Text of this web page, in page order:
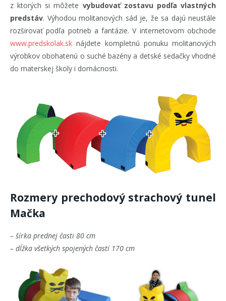
z ktorých si môžete vybudovať zostavu podľa vlastných
predstáv. Výhodou molitanových sád je, že sa dajú neustále
rozširovať podľa potrieb a fantázie. V internetovom obchode
www.predskolak.sk nájdete kompletnú ponuku molitanových
výrobkov obohatenú o suché bazény a detské sedačky vhodné
do materskej školy i domácnosti.
Rozmery prechodový strachový tunel
Mačka
– šírka prednej časti 80 cm
– dĺžka všetkých spojených častí 170 cm